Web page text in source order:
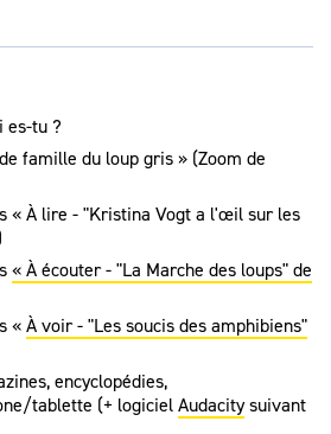
démarche de rédaction de textes
sur la langue
son auditoire
le propos selon le genre de
des tournures et du lexique
dans des situations diverses
de la conversation
en lien avec le domaine visé
es-tu ?
famille du loup gris » (Zoom de
« À lire - "Kristina Vogt a l'œil sur les
« À écouter - "La Marche des loups" de
« À voir - "Les soucis des amphibiens"
encyclopédies,
tablette (+ logiciel Audacitysuivant